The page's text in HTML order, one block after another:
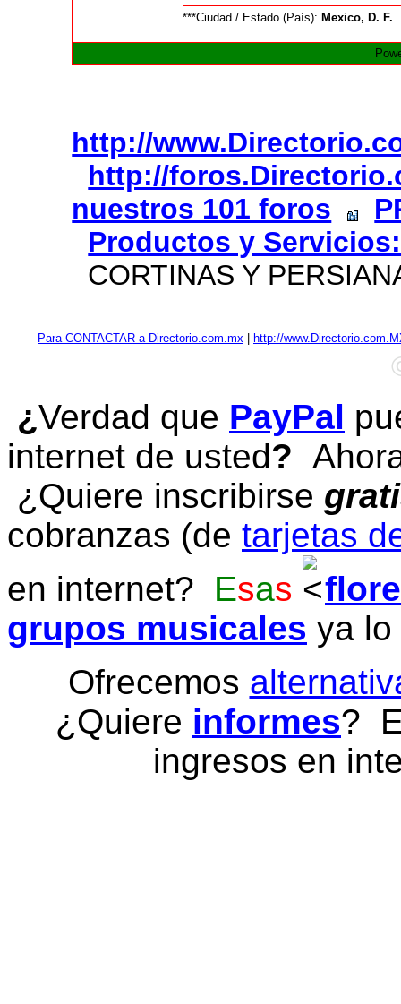
***Ciudad / Estado (País): Mexico, D. F.
http://
http://
nuestros 101 foros
Productos y
CORTINAS Y
Para CONTACTAR a Directorio.com.mx http://
¿Verdad que PayPal
internet de usted?
¿Quiere inscribirse
cobranzas (de tarjetas
en internet? Esas
grupos musicales ya
Ofrecemos
¿Quiere informes?
ingresos en